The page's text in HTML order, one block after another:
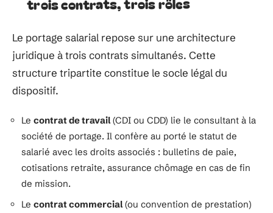
Le portage salarial repose sur une architecture
juridique à trois contrats simultanés. Cette
structure tripartite constitue le socle légal du
dispositif.
Le contrat de travail(CDI ou CDD) lie le consultant à la
société de portage. Il confère au porté le statut de
salarié avec les droits associés : bulletins de paie,
cotisations retraite, assurance chômage en cas de fin
de mission.
Le contrat commercial (ou convention de prestation)